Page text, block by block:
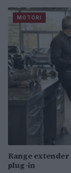
MOTORI
Range
plug-in